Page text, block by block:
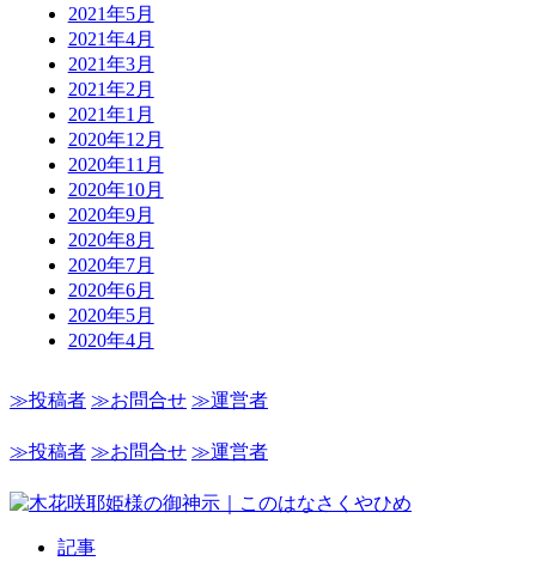
2021年5月
2021年4月
2021年3月
2021年2月
2021年1月
2020年12月
2020年11月
2020年10月
2020年9月
2020年8月
2020年7月
2020年6月
2020年5月
2020年4月
≫投稿者 ≫お問合せ ≫運営者
≫投稿者 ≫お問合せ ≫運営者
記事